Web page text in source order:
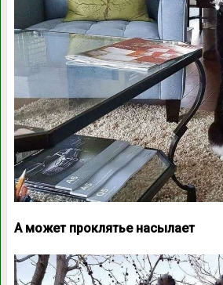
А может проклятье насылает